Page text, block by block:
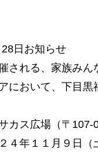
日お知らせ
される、家族み
において、下目黒
カス広場（〒107-
４年１１月９日